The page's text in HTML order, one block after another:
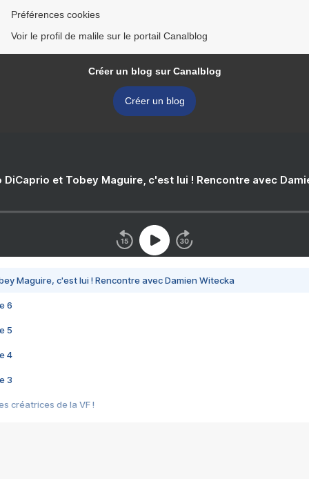
Préférences cookies
Voir le profil de malile sur le portail Canalblog
Créer un blog sur Canalblog
Créer un blog
DiCaprio et Tobey Maguire, c'est lui ! Rencontre avec
Maguire, c'est lui ! Rencontre avec Damien Witecka
6
5
4
3
créatrices de la VF !